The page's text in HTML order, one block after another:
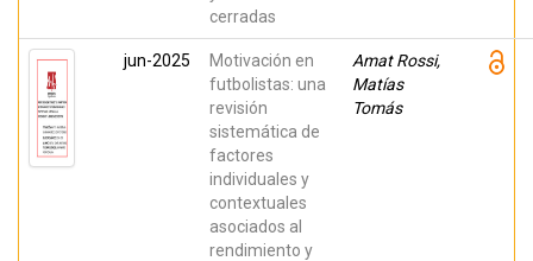
cerradas
jun-2025
Motivación en
futbolistas: una
revisión
sistemática de
factores
individuales y
contextuales
asociados al
rendimiento y
Amat Rossi,
Matías
Tomás